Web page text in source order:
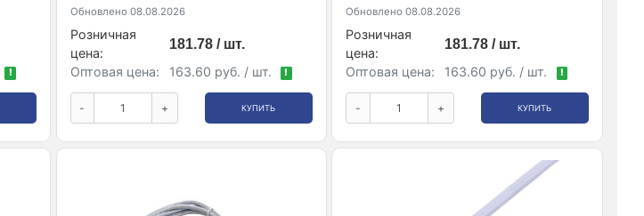
!
Обновлено 08.08.2026
Розничная
цена:
181.78 / шт.
Оптовая цена:
163.60 руб. / шт. !
- + КУПИТЬ
Обновлено 08.08.2026
Розничная
цена:
181.78 / шт.
Оптовая цена:
163.60 руб. / шт. !
- + КУПИТЬ